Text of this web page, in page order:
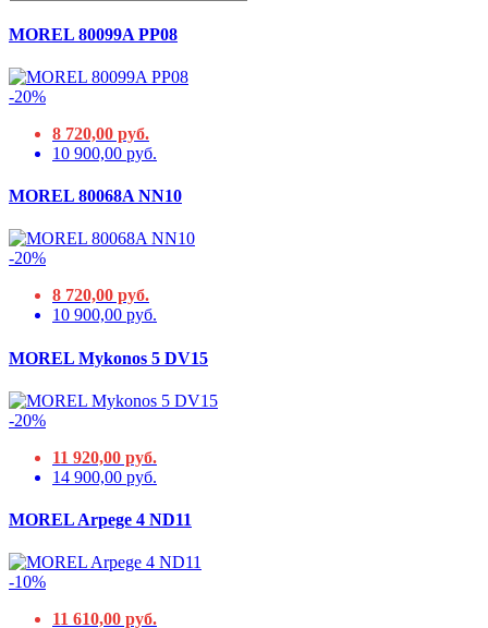
MOREL 80099A PP08
-20%
8 720,00 руб.
10 900,00 руб.
MOREL 80068A NN10
-20%
8 720,00 руб.
10 900,00 руб.
MOREL Mykonos 5 DV15
-20%
11 920,00 руб.
14 900,00 руб.
MOREL Arpege 4 ND11
-10%
11 610,00 руб.